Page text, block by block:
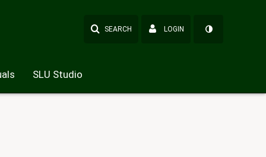
SEARCH LOGIN
SLU Studio